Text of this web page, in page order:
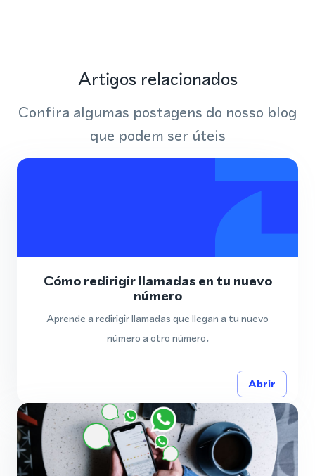
Artigos relacionados
Confira algumas postagens do nosso blog
que podem ser úteis
Cómo redirigir llamadas en tu nuevo
número
Aprende a redirigir llamadas que llegan a tu nuevo
número a otro número.
Abrir